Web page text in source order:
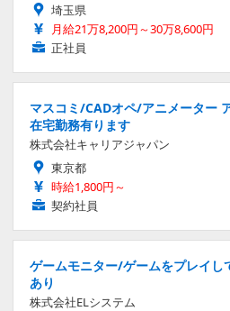
埼玉県
月給21万8,200円～30万8,600円
正社員
マスコミ/CADオペ/アニメーター
在宅勤務有ります
株式会社キャリアジャパン
東京都
時給1,800円～
契約社員
ゲームモニター/ゲームをプレイ
あり
株式会社ELシステム